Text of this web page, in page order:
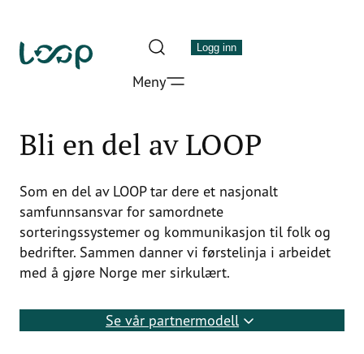
innhold
for
kildesortering
og
gjenvinning
Logg inn
Meny
Bli en del av LOOP
Som en del av LOOP tar dere et nasjonalt
samfunnsansvar for samordnete
sorteringssystemer og kommunikasjon til folk og
bedrifter. Sammen danner vi førstelinja i arbeidet
med å gjøre Norge mer sirkulært.
Se vår partnermodell